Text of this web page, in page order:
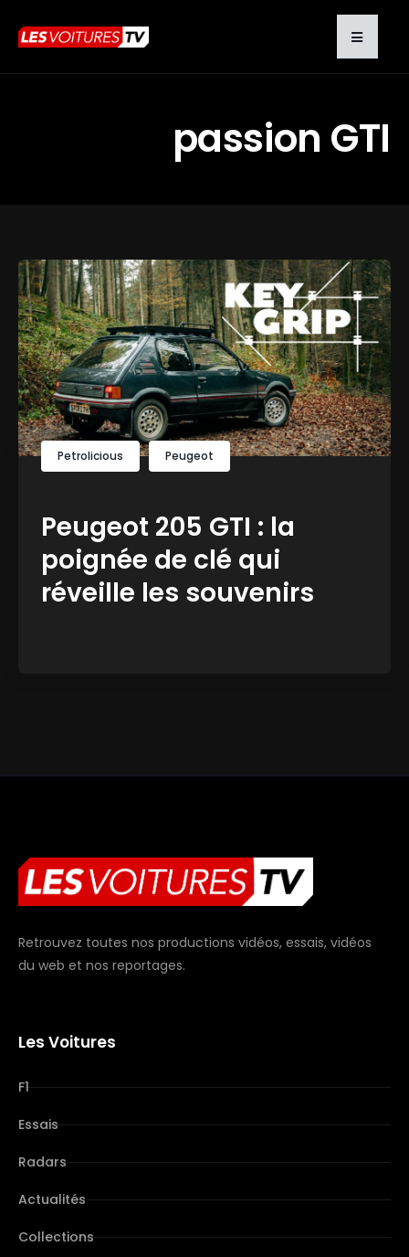
passion GTI
Petrolicious Peugeot
Peugeot 205 GTI : la
poignée de clé qui
réveille les souvenirs
Retrouvez toutes nos productions vidéos, essais, vidéos
du web et nos reportages.
Les Voitures
F1
Essais
Radars
Actualités
Collections